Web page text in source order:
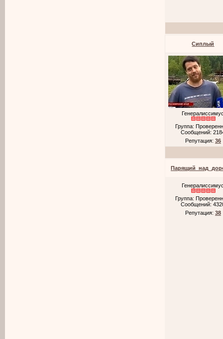
Cиплый
Группа:
Сообщений:
Репутация: 36
Группа:
Сообщений:
Репутация: 38